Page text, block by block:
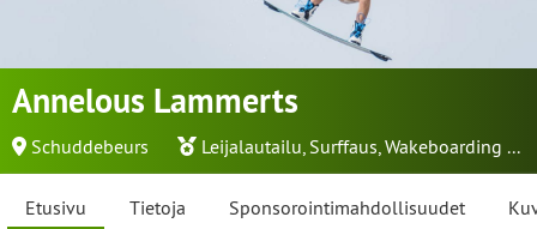
Annelous Lammerts
Schuddebeurs Leijalautailu, Surffaus,Wakeboarding ...
Etusivu Tietoja Sponsorointimahdollisuudet